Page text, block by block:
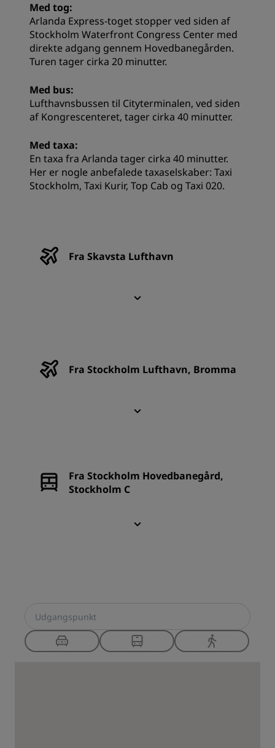
Med tog:
Arlanda Express-toget stopper ved siden af
Stockholm Waterfront Congress Center med
direkte adgang gennem Hovedbanegården.
Turen tager cirka 20 minutter.
Med bus:
Lufthavnsbussen til Cityterminalen, ved siden
af Kongrescenteret, tager cirka 40 minutter.
Med taxa:
En taxa fra Arlanda tager cirka 40 minutter.
Her er nogle anbefalede taxaselskaber: Taxi
Stockholm, Taxi Kurir, Top Cab og Taxi 020.
Fra Skavsta Lufthavn
Fra Stockholm Lufthavn, Bromma
Fra Stockholm Hovedbanegård,
Stockholm C